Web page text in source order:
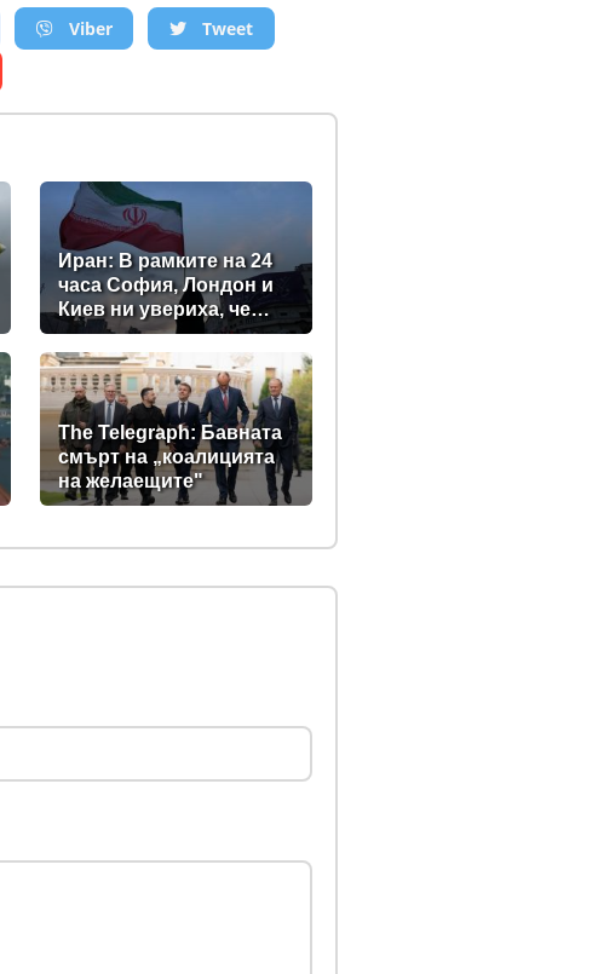
Viber
Tweet
Иран: В рамките на 24
часа София, Лондон и
Киев ни увериха, че
няма да станат част от
войната
The Telegraph: Бавната
смърт на „коалицията
на желаещите"